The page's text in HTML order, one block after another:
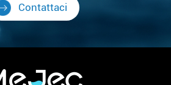
Contattaci